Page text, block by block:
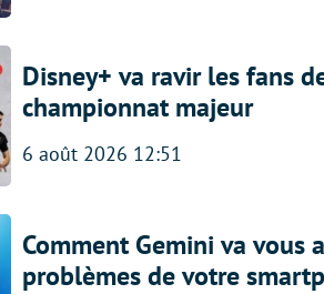
Disney+ va ravir les fans
championnat majeur
6 août 2026 12:51
Comment Gemini va vous
problèmes de votre